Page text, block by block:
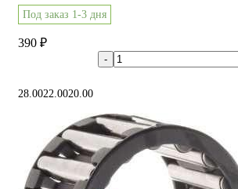
Под заказ 1-3 дня
390 ₽
28.0022.0020.00